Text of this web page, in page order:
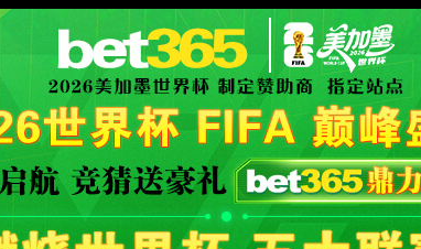
XML 地图